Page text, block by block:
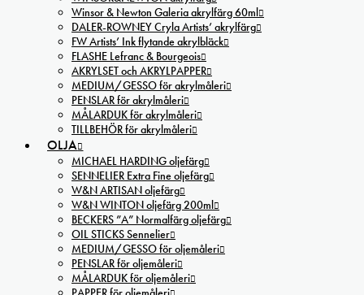
Winsor & Newton Galeria akrylfärg 60ml
DALER-ROWNEY Cryla Artists’ akrylfärg
FW Artists’ Ink flytande akrylbläck
FLASHE Lefranc & Bourgeois
AKRYLSET och AKRYLPAPPER
MEDIUM/GESSO för akrylmåleri
PENSLAR för akrylmåleri
MÅLARDUK för akrylmåleri
TILLBEHÖR för akrylmåleri
OLJA
MICHAEL HARDING oljefärg
SENNELIER Extra Fine oljefärg
W&N ARTISAN oljefärg
W&N WINTON oljefärg 200ml
BECKERS ”A” Normalfärg oljefärg
OIL STICKS Sennelier
MEDIUM/GESSO för oljemåleri
PENSLAR för oljemåleri
MÅLARDUK för oljemåleri